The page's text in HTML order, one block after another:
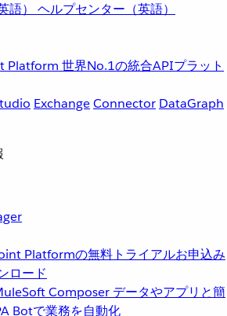
語） ヘルプセンター（英語）
Platform 世界No.1の統合APIプラット
ExchangeConnector DataGraph
Platformの無料トライアルお申込み
ロード
Composer データやアプリと簡
Botで業務を自動化